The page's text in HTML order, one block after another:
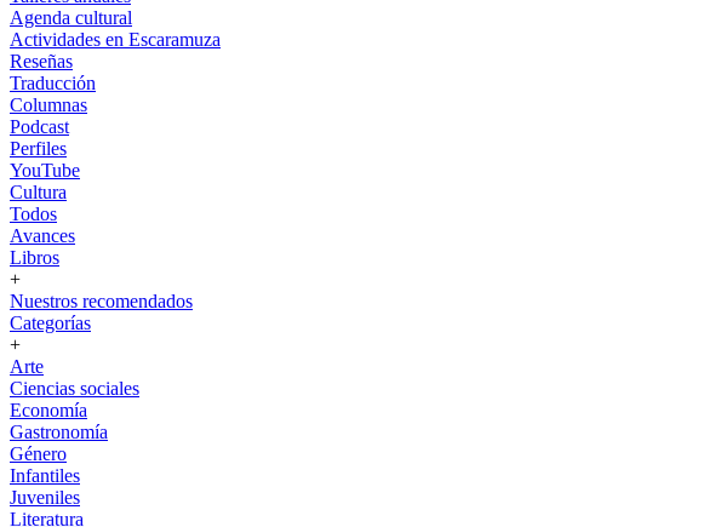
Agenda cultural
Actividades en Escaramuza
Reseñas
Traducción
Columnas
Podcast
Perfiles
YouTube
Cultura
Todos
Avances
Libros
+
Nuestros recomendados
Categorías
+
Arte
Ciencias sociales
Economía
Gastronomía
Género
Infantiles
Juveniles
Literatura